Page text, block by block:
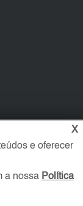
X
e oferecer
a nossa Política